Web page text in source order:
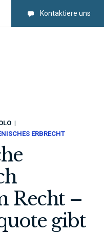
Kontaktiere uns
ERBRECHT
Recht –
gibt